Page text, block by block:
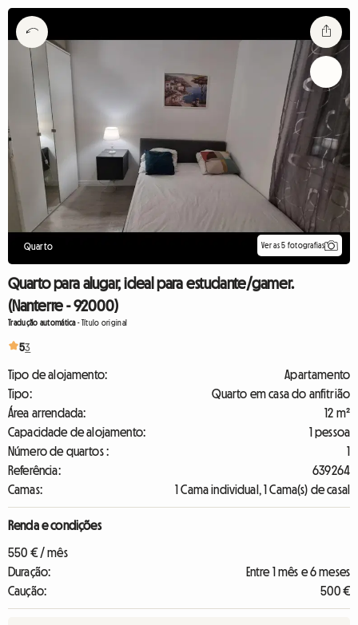
Quarto Ver as 5 fotografias
Quarto para alugar, ideal para estudante/gamer.
(Nanterre - 92000)
Tradução automática-Título original
53
Tipo de alojamento:
Apartamento
Tipo:
Quarto em casa do anfitrião
Área arrendada:
12 m²
Capacidade de alojamento:
1 pessoa
Número de quartos :
1
Referência:
639264
Camas:
1 Cama individual, 1 Cama(s) de casal
Renda e condições
550 € / mês
Duração:
Entre 1 mês e 6 meses
Caução:
500 €